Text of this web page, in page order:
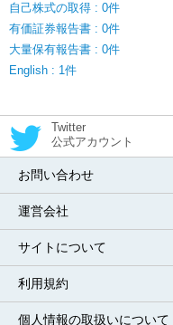
自己株式の取得 : 0件
有価証券報告書 : 0件
大量保有報告書 : 0件
English : 1件
Twitter
公式アカウント
お問い合わせ
運営会社
サイトについて
利用規約
個人情報の取扱いについて